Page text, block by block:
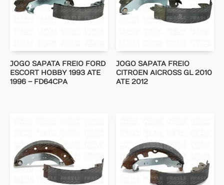
JOGO SAPATA FREIO FORD
ESCORT HOBBY 1993 ATE
1996 – FD64CPA
JOGO SAPATA FREIO
CITROEN AICROSS GL 2010
ATE 2012